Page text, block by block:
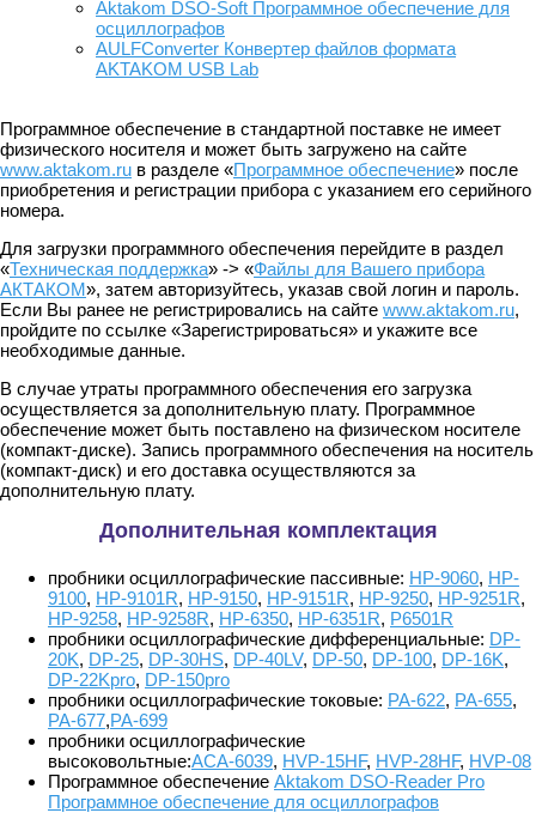
Aktakom DSO-Soft Программное обеспечение для
осциллографов
AULFConverter Конвертер файлов формата
AKTAKOM USB Lab
Программное обеспечение в стандартной поставке не имеет
физического носителя и может быть загружено на сайте
www.aktakom.ru в разделе «Программное обеспечение» после
приобретения и регистрации прибора с указанием его серийного
номера.
Для загрузки программного обеспечения перейдите в раздел
«Техническая поддержка» -> «Файлы для Вашего прибора
АКТАКОМ», затем авторизуйтесь, указав свой логин и пароль.
Если Вы ранее не регистрировались на сайте www.aktakom.ru,
пройдите по ссылке «Зарегистрироваться» и укажите все
необходимые данные.
В случае утраты программного обеспечения его загрузка
осуществляется за дополнительную плату. Программное
обеспечение может быть поставлено на физическом носителе
(компакт-диске). Запись программного обеспечения на носитель
(компакт-диск) и его доставка осуществляются за
дополнительную плату.
Дополнительная комплектация
пробники осциллографические пассивные: HP-9060, HP-
9100, HP-9101R, HP-9150, HP-9151R, HP-9250, HP-9251R,
HP-9258, HP-9258R, HP-6350, HP-6351R, P6501R
пробники осциллографические дифференциальные: DP-
20K, DP-25, DP-30HS, DP-40LV, DP-50, DP-100, DP-16K,
DP-22Kpro, DP-150pro
пробники осциллографические токовые: PA-622, PA-655,
PA-677,PA-699
пробники осциллографические
высоковольтные:АСА-6039, HVP-15HF, HVP-28HF, HVP-08
Программное обеспечение Aktakom DSO-Reader Pro
Программное обеспечение для осциллографов